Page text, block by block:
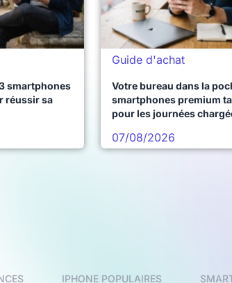
smartphones
réussir sa
Guide d'achat
Votre bureau dans la
smartphones premium
pour les journées
07/08/2026
IPHONE POPULAIRES